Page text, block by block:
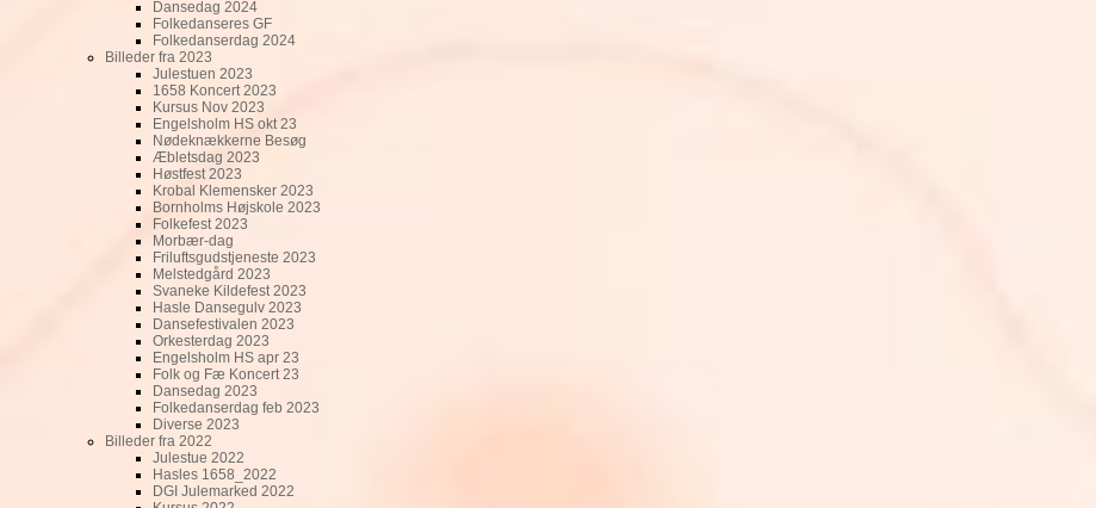
Dansedag 2024
Folkedanseres GF
Folkedanserdag 2024
Billeder fra 2023
Julestuen 2023
1658 Koncert 2023
Kursus Nov 2023
Engelsholm HS okt 23
Nødeknækkerne Besøg
Æbletsdag 2023
Høstfest 2023
Krobal Klemensker 2023
Bornholms Højskole 2023
Folkefest 2023
Morbær-dag
Friluftsgudstjeneste 2023
Melstedgård 2023
Svaneke Kildefest 2023
Hasle Dansegulv 2023
Dansefestivalen 2023
Orkesterdag 2023
Engelsholm HS apr 23
Folk og Fæ Koncert 23
Dansedag 2023
Folkedanserdag feb 2023
Diverse 2023
Billeder fra 2022
Julestue 2022
Hasles 1658_2022
DGI Julemarked 2022